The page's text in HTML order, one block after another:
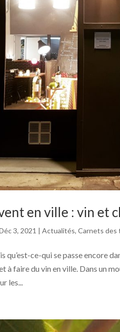
en ville : vin et
3, 2021 |Actualités,Carnets des
qu’est-ce-qui se passe encore
à faire du vin en ville. Dans un
les...